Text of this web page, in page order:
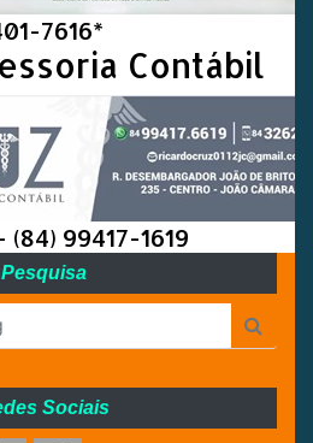
7616*
Contábil
99417-1619
Pesquisa
Sociais